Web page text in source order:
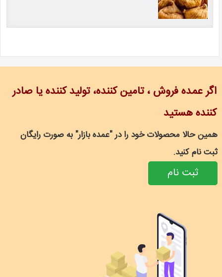
اگر عمده فروش ، تامین کننده، تولید کننده یا صادر
کننده هستید
همین حالا محصولات خود را در "عمده بازار" به صورت رایگان
ثبت نام کنید.
ثبت نام